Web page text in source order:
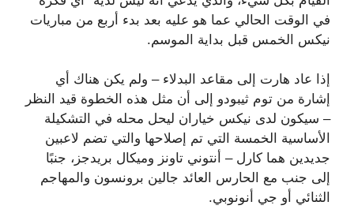
في الوقت الحالي عما هو عليه بعد بدء أربع من مباريات
نيكس الخمس قبل بداية الموسم.
إذا عاد هارت إلى مقاعد البدلاء – ولم يكن هناك أي
إشارة من توم ثيبودو إلى أن مثل هذه الخطوة قيد النظر
– سيكون لدى نيكس خياران ليحل محله في التشكيلة
الأساسية الخمسة التي تم إصلاحها والتي تضم لاعبين
جديدين هما كارل – أنتوني تاونز وميكال بريدجز، جنبًا
إلى جنب مع الحارس العائد جالين برونسون والمهاجم
الثنائي أو جي أنونوبي.